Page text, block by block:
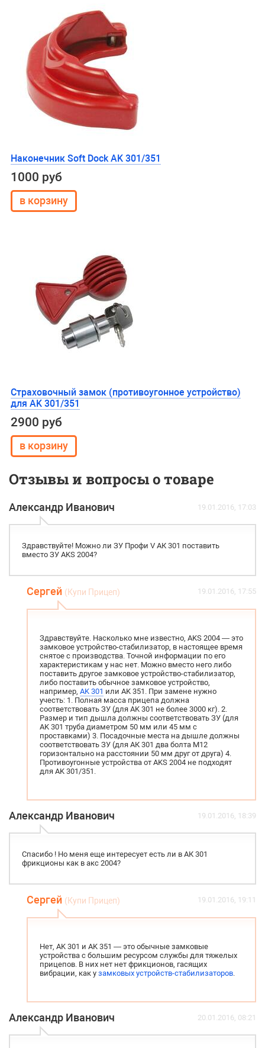
Наконечник Soft Dock АK 301/351
1000 руб
Страховочный замок (противоугонное устройство)
для AK 301/351
2900 руб
Отзывы и вопросы о товаре
Александр Иванович 19.01.2016, 17:03
Здравствуйте! Можно ли ЗУ Профи V АК 301 поставить
вместо ЗУ AKS 2004?
Сергей (Купи Прицеп) 19.01.2016, 17:55
Здравствуйте. Насколько мне известно, AKS 2004 — это
замковое устройство-стабилизатор, в настоящее время
снятое с производства. Точной информации по его
характеристикам у нас нет. Можно вместо него либо
поставить другое замковое устройство-стабилизатор,
либо поставить обычное замковое устройство,
например, AK 301 или AK 351. При замене нужно
учесть: 1. Полная масса прицепа должна
соответствовать ЗУ (для AK 301 не более 3000 кг). 2.
Размер и тип дышла должны соответствовать ЗУ (для
AK 301 труба диаметром 50 мм или 45 мм с
проставками) 3. Посадочные места на дышле должны
соответствовать ЗУ (для АК 301 два болта М12
горизонтально на расстоянии 50 мм друг от друга) 4.
Противоугонные устройства от AKS 2004 не подходят
для AK 301/351.
Александр Иванович 19.01.2016, 18:39
Спасибо ! Но меня еще интересует есть ли в АК 301
фрикционы как в акс 2004?
Сергей (Купи Прицеп) 19.01.2016, 19:11
Нет, AK 301 и AK 351 — это обычные замковые
устройства с большим ресурсом службы для тяжелых
прицепов. В них нет нет фрикционов, гасящих
вибрации, как у замковых устройств-стабилизаторов.
Александр Иванович 20.01.2016, 08:21